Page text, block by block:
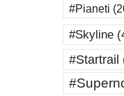
#Pianeti
#Skyline
#Startrail